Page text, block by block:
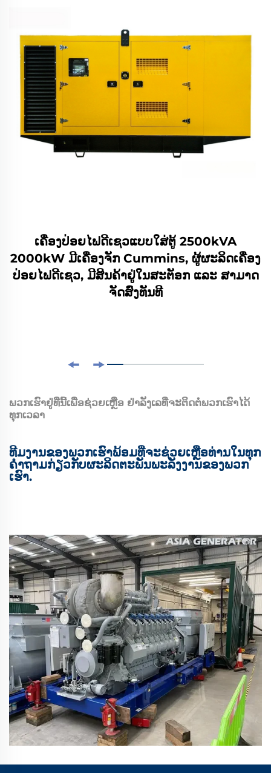
ເຄື່ອງປ່ອຍໄຟດີເຊວແບບໃສ່ຕູ້ 2500kVA
2000kW ມີເຄື່ອງຈັກ Cummins, ຜູ້ຜະລິດເຄື່ອງ
ປ່ອຍໄຟດີເຊວ, ມີສິນຄ້າຢູ່ໃນສະຕັອກ ແລະ ສາມາດ
ຈັດສົ່ງທັນທີ
ພວກເຮົາຢູ່ທີ່ນີ້ເພື່ອຊ່ວຍເຫຼືອ ຢ່າລັງເລທີ່ຈະຕິດຕໍ່ພວກເຮົາໄດ້
ທຸກເວລາ
ທີມງານຂອງພວກເຮົາພ້ອມທີ່ຈະຊ່ວຍເຫຼືອທ່ານໃນທຸກ
ຄໍາຖາມກ່ຽວກັບຜະລິດຕະພັນພະລັງງານຂອງພວກ
ເຮົາ.